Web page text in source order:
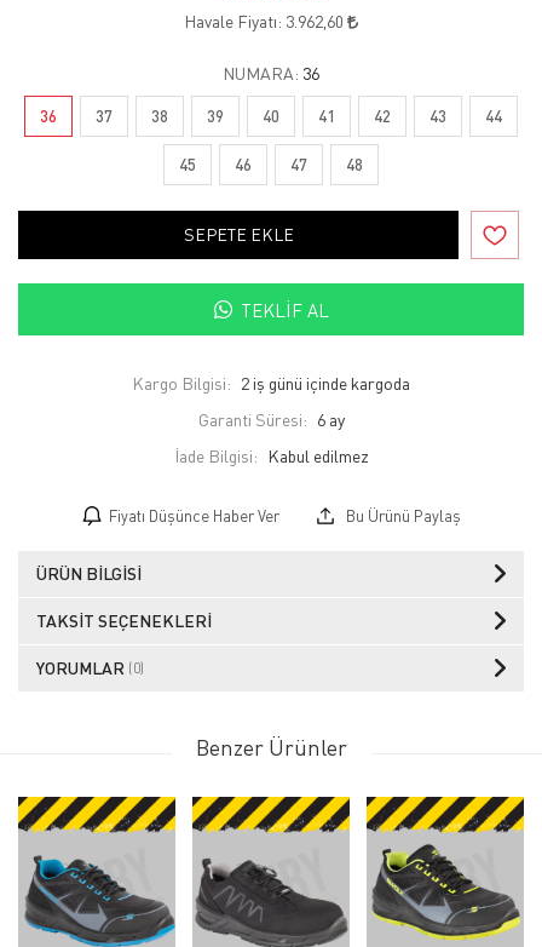
Havale Fiyatı: 3.962,60
NUMARA: 36
36 37 38 39 40 41 42 43 44
45 46 47 48
SEPETE EKLE
TEKLIF AL
Kargo Bilgisi: 2 iş günü içinde kargoda
Garanti Süresi: 6 ay
İade Bilgisi:
Fiyatı Düşünce Haber Ver Bu Ürünü Paylaş
ÜRÜN BILGISI
TAKSIT SEÇENEKLERI
YORUMLAR (0)
Benzer Ürünler